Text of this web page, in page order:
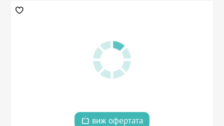
виж офертата